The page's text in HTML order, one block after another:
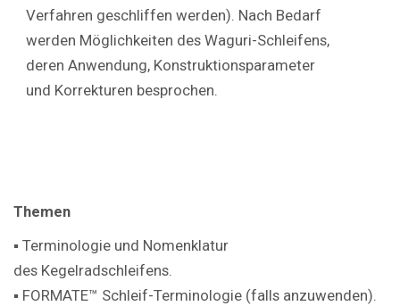
Verfahren geschliffen werden). Nach Bedarf
werden Möglichkeiten des Waguri-Schleifens,
deren Anwendung, Konstruktionsparameter
und Korrekturen besprochen.
Themen
▪ Terminologie und Nomenklatur
des Kegelradschleifens.
▪ FORMATE™ Schleif-Terminologie (falls anzuwenden).